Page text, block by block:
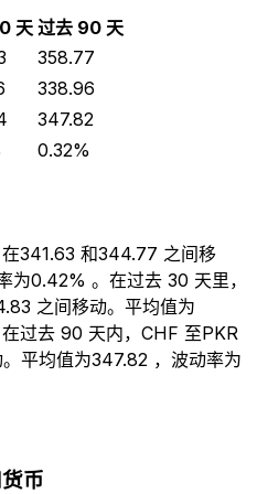
天 过去 90 天
358.77
338.96
347.82
0.32%
341.63 和344.77 之间移
0.42% 。在过去 30 天里，
之间移动。平均值为
过去 90 天内，CHF 至PKR
平均值为347.82 ，波动率为
币